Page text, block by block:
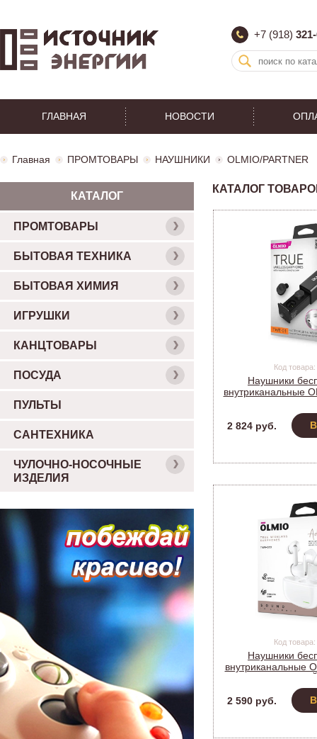
+7 (918)
ГЛАВНАЯ НОВОСТИ
Главная ПРОМТОВАРЫ НАУШНИКИ OLMIO/PARTNER
КАТАЛОГ
Код
Наушники
внутриканальные
2 824 руб.
Код
Наушники
внутриканальные
Art.
2 590 руб.
КАТАЛОГ
ПРОМТОВАРЫ
БЫТОВАЯ ТЕХНИКА
БЫТОВАЯ ХИМИЯ
ИГРУШКИ
КАНЦТОВАРЫ
ПОСУДА
ПУЛЬТЫ
САНТЕХНИКА
ЧУЛОЧНО-НОСОЧНЫЕ
ИЗДЕЛИЯ